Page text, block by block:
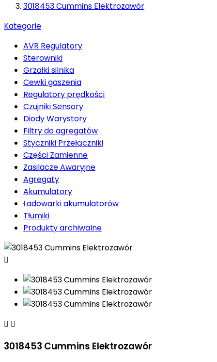
3018453 Cummins Elektrozawór
Kategorie
AVR Regulatory
Sterowniki
Grzałki silnika
Cewki gaszenia
Regulatory prędkości
Czujniki Sensory
Diody Warystory
Filtry do agregatów
Styczniki Przełączniki
Części Zamienne
Zasilacze Awaryjne
Agregaty
Akumulatory
Ładowarki akumulatorów
Tłumiki
Produkty archiwalne

 
3018453 Cummins Elektrozawór